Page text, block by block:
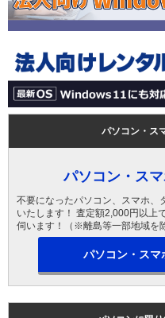
パソコン・ス
パソコン・ス
不要になったパソコン、スマホ、
いたします！ 査定額2,000円以上
伺います！（※離島等一部地域を
パソコン・スマ